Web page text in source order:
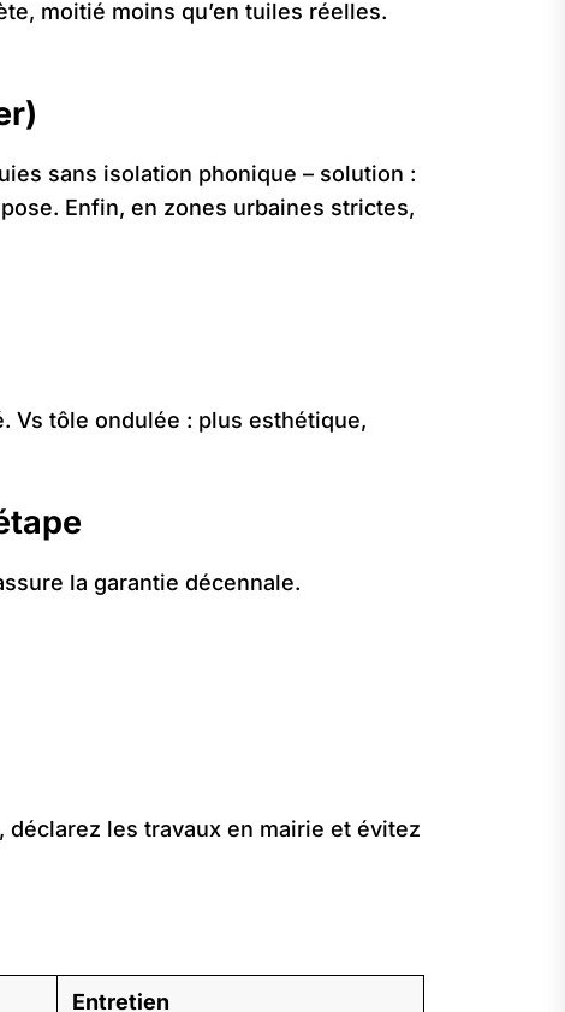
moitié moins qu’en tuiles réelles.
sans isolation phonique – solution :
Enfin, en zones urbaines strictes,
Vs tôle ondulée : plus esthétique,
la garantie décennale.
déclarez les travaux en mairie et évitez
Entretien